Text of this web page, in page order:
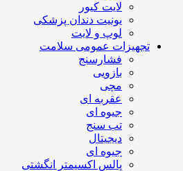
لایت کیور
یونیت دندان پزشکی
لوپ و لایت
تجهیزات عمومی سلامت
فشارسنج
بازویی
مچی
عقربه ای
جیوه ای
تب سنج
دیجیتال
جیوه ای
پالس اکسیمتر انگشتی